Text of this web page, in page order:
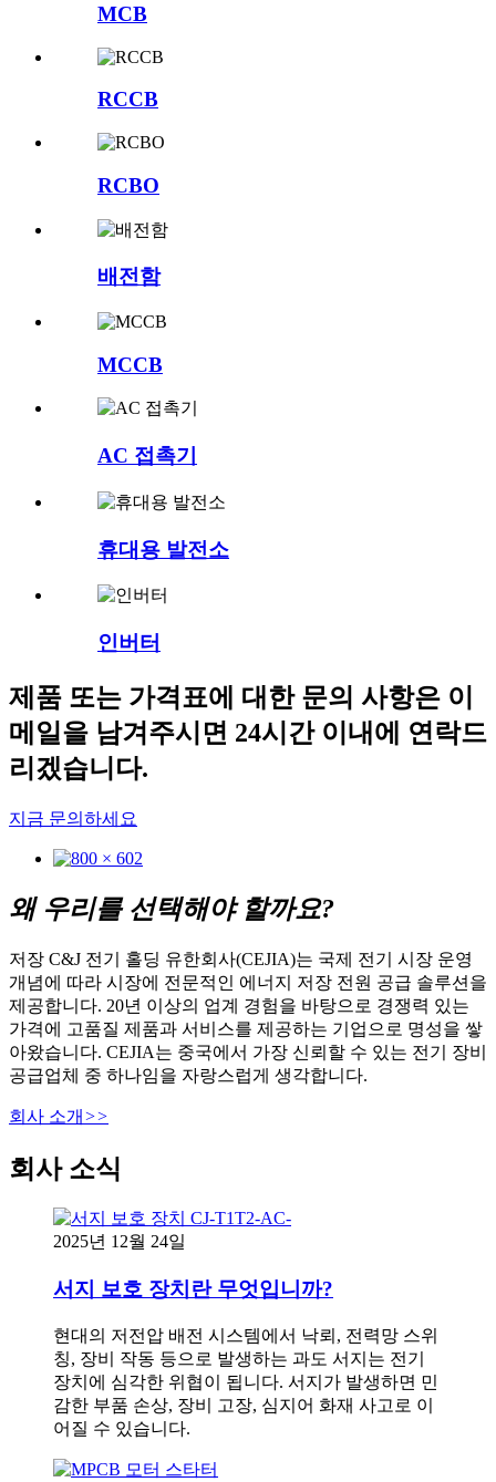
MCB
RCCB
RCBO
배전함
MCCB
AC 접촉기
휴대용 발전소
인버터
제품 또는 가격표에 대한 문의 사항은 이
메일을 남겨주시면 24시간 이내에 연락드
리겠습니다.
지금 문의하세요
왜 우리를 선택해야 할까요?
저장 C&J 전기 홀딩 유한회사(CEJIA)는 국제 전기 시장 운영
개념에 따라 시장에 전문적인 에너지 저장 전원 공급 솔루션을
제공합니다. 20년 이상의 업계 경험을 바탕으로 경쟁력 있는
가격에 고품질 제품과 서비스를 제공하는 기업으로 명성을 쌓
아왔습니다. CEJIA는 중국에서 가장 신뢰할 수 있는 전기 장비
공급업체 중 하나임을 자랑스럽게 생각합니다.
회사 소개 >>
회사 소식
2025년 12월 24일
서지 보호 장치란 무엇입니까?
현대의 저전압 배전 시스템에서 낙뢰, 전력망 스위
칭, 장비 작동 등으로 발생하는 과도 서지는 전기
장치에 심각한 위협이 됩니다. 서지가 발생하면 민
감한 부품 손상, 장비 고장, 심지어 화재 사고로 이
어질 수 있습니다.